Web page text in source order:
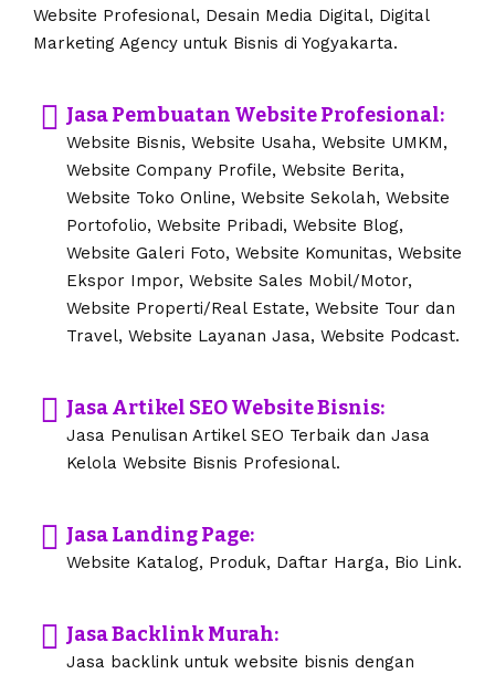
Website Profesional, Desain Media Digital, Digital
Marketing Agency untuk Bisnis di Yogyakarta.
Jasa Pembuatan Website Profesional:
Website Bisnis, Website Usaha, Website UMKM,
Website Company Profile, Website Berita,
Website Toko Online, Website Sekolah, Website
Portofolio, Website Pribadi, Website Blog,
Website Galeri Foto, Website Komunitas, Website
Ekspor Impor, Website Sales Mobil/Motor,
Website Properti/Real Estate, Website Tour dan
Travel, Website Layanan Jasa, Website Podcast.
Jasa Artikel SEO Website Bisnis:
Jasa Penulisan Artikel SEO Terbaik dan Jasa
Kelola Website Bisnis Profesional.
Jasa Landing Page:
Website Katalog, Produk, Daftar Harga, Bio Link.
Jasa Backlink Murah:
Jasa backlink untuk website bisnis dengan